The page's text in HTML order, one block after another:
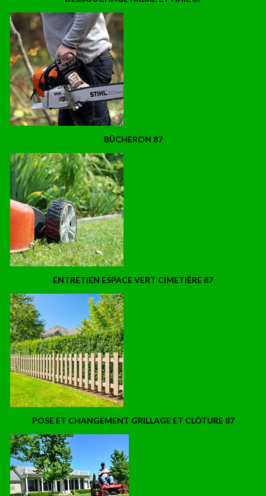
BÛCHERON 87
ENTRETIEN ESPACE VERT CIMETIÈRE 87
POSE ET CHANGEMENT GRILLAGE ET CLÔTURE 87